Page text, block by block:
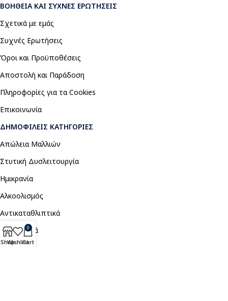
ΒΟΉΘΕΙΑ ΚΑΙ ΣΥΧΝΈΣ ΕΡΩΤΉΣΕΙΣ
Σχετικά με εμάς
Συχνές Ερωτήσεις
Όροι και Προϋποθέσεις
Αποστολή και Παράδοση
Πληροφορίες για τα Cookies
Επικοινωνία
ΔΗΜΟΦΙΛΕΊΣ ΚΑΤΗΓΟΡΊΕΣ
Απώλεια Μαλλιών
Στυτική Δυσλειτουργία
Ημικρανία
Αλκοολισμός
Αντικαταθλιπτικά
Αναλγητικά
ShopWishlist
0
Cart